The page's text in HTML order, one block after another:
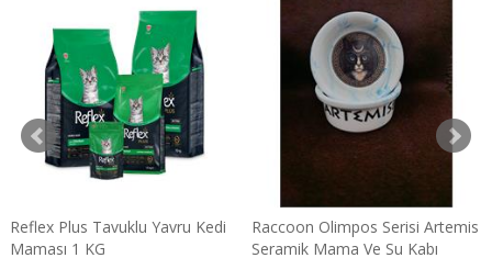
Reflex Plus Tavuklu Yavru Kedi
Maması 1 KG
Raccoon Olimpos Serisi Artemis
Seramik Mama Ve Su Kabı